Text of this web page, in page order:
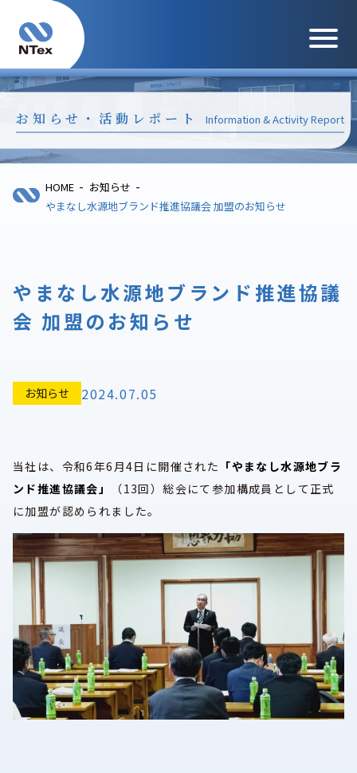
メニュ
お知らせ・活動レポート Information & Activity Report
HOME - お知らせ -
やまなし水源地ブランド推進協議会 加盟のお知らせ
やまなし水源地ブランド推進協議
会 加盟のお知らせ
お知らせ 2024.07.05
当社は、令和6年6月4日に開催された 「やまなし水源地ブラ
ンド推進協議会」
（13回）総会にて参加構成員として正式
に加盟が認められました。